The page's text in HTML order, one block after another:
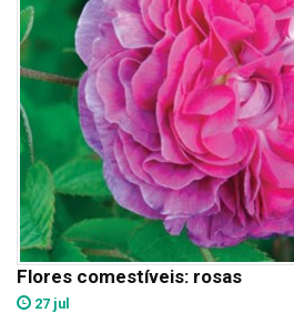
Flores comestíveis: rosas
27 jul